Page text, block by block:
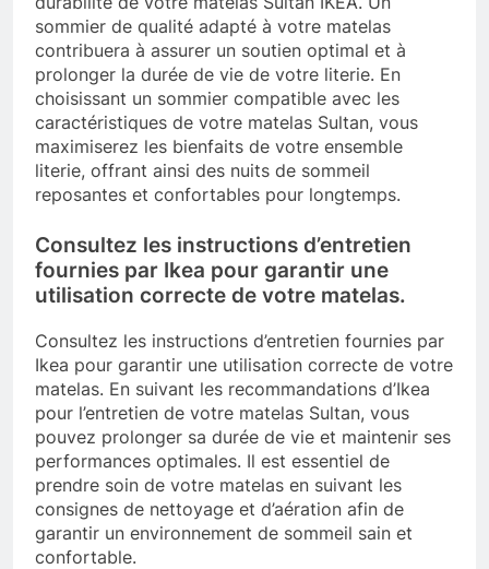
sommier de qualité adapté à votre matelas
contribuera à assurer un soutien optimal et à
prolonger la durée de vie de votre literie. En
choisissant un sommier compatible avec les
caractéristiques de votre matelas Sultan, vous
maximiserez les bienfaits de votre ensemble
literie, offrant ainsi des nuits de sommeil
reposantes et confortables pour longtemps.
Consultez les instructions d’entretien
fournies par Ikea pour garantir une
utilisation correcte de votre matelas.
Consultez les instructions d’entretien fournies par
Ikea pour garantir une utilisation correcte de votre
matelas. En suivant les recommandations d’Ikea
pour l’entretien de votre matelas Sultan, vous
pouvez prolonger sa durée de vie et maintenir ses
performances optimales. Il est essentiel de
prendre soin de votre matelas en suivant les
consignes de nettoyage et d’aération afin de
garantir un environnement de sommeil sain et
confortable.